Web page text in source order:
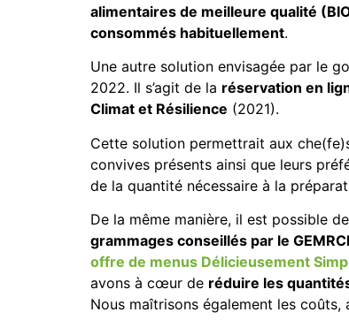
alimentaires de meilleure qualité
consommés habituellement.
Une autre solution envisagée par le
2022. Il s’agit de la réservation en
Climat et Résilience (2021).
Cette solution permettrait aux
convives présents ainsi que leurs
de la quantité nécessaire à la
De la même manière, il est possible de
grammages conseillés par le
offre de menus Délicieusement
avons à cœur de réduire les
Nous maîtrisons également les coûts,